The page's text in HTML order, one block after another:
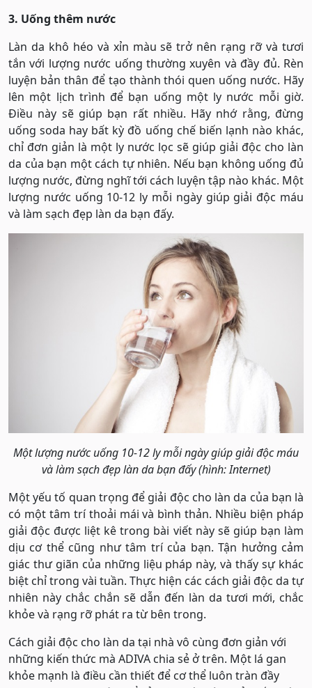
3. Uống thêm nước
Làn da khô héo và xỉn màu sẽ trở nên rạng rỡ và tươi
tắn với lượng nước uống thường xuyên và đầy đủ. Rèn
luyện bản thân để tạo thành thói quen uống nước. Hãy
lên một lịch trình để bạn uống một ly nước mỗi giờ.
Điều này sẽ giúp bạn rất nhiều. Hãy nhớ rằng, đừng
uống soda hay bất kỳ đồ uống chế biến lạnh nào khác,
chỉ đơn giản là một ly nước lọc sẽ giúp giải độc cho làn
da của bạn một cách tự nhiên. Nếu bạn không uống đủ
lượng nước, đừng nghĩ tới cách luyện tập nào khác. Một
lượng nước uống 10-12 ly mỗi ngày giúp giải độc máu
và làm sạch đẹp làn da bạn đấy.
Một lượng nước uống 10-12 ly mỗi ngày giúp giải độc máu
và làm sạch đẹp làn da bạn đấy (hình: Internet)
Một yếu tố quan trọng để giải độc cho làn da của bạn là
có một tâm trí thoải mái và bình thản. Nhiều biện pháp
giải độc được liệt kê trong bài viết này sẽ giúp bạn làm
dịu cơ thể cũng như tâm trí của bạn. Tận hưởng cảm
giác thư giãn của những liệu pháp này, và thấy sự khác
biệt chỉ trong vài tuần. Thực hiện các cách giải độc da tự
nhiên này chắc chắn sẽ dẫn đến làn da tươi mới, chắc
khỏe và rạng rỡ phát ra từ bên trong.
Cách giải độc cho làn da tại nhà vô cùng đơn giản với
những kiến thức mà ADIVA chia sẻ ở trên. Một lá gan
khỏe mạnh là điều cần thiết để cơ thể luôn tràn đầy